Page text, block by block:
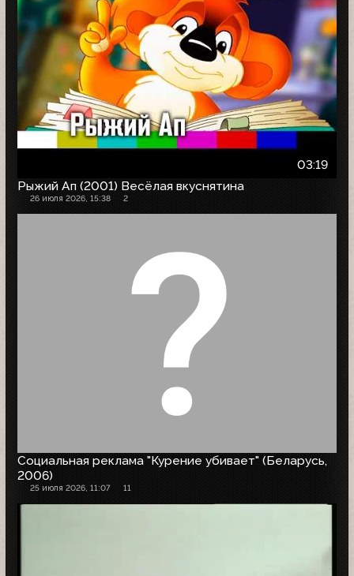
03:19
Рыжий Ап (2001) Весёлая вкуснятина
26 июля 2026, 15:38 2
Социальная реклама "Курение убивает" (Беларусь,
2006)
25 июля 2026, 11:07 11